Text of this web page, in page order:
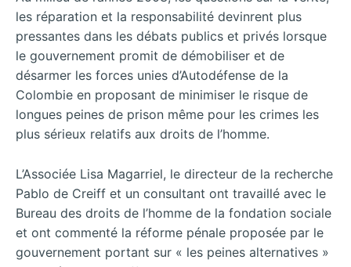
les réparation et la responsabilité devinrent plus
pressantes dans les débats publics et privés lorsque
le gouvernement promit de démobiliser et de
désarmer les forces unies d’Autodéfense de la
Colombie en proposant de minimiser le risque de
longues peines de prison même pour les crimes les
plus sérieux relatifs aux droits de l’homme.
L’Associée Lisa Magarriel, le directeur de la recherche
Pablo de Creiff et un consultant ont travaillé avec le
Bureau des droits de l’homme de la fondation sociale
et ont commenté la réforme pénale proposée par le
gouvernement portant sur « les peines alternatives »